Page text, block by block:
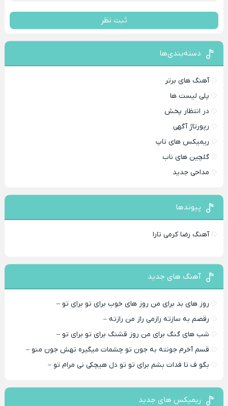
ثبت نظر
دسته‌بندی‌ها
آهنگ های برتر
پلی لیست ها
در انتظار پخش
رپورتاژ آگهی
ریمیکس های تاپ
گلچین های ناب
مداحی جدید
پیوندها
آهنگ رضا کرمی تارا
آهنگ های جدید
روز های بد برای من روز های خوب برای تو برای تو –
رقصم به سازته رازمی راز من رازته –
شب های گنگ برای من روز قشنگ برای تو برای تو –
قسم آخرم جونته به جون تو چشمات میگیره تهش جون منو –
بگو ف تا فدات بشم برای تو تو دل هیچکی نی مرام تو –
ریمیکس های جدید